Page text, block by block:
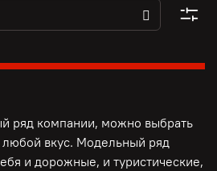
ряд компании, можно выбрать
любой вкус. Модельный ряд
и дорожные, и туристические,